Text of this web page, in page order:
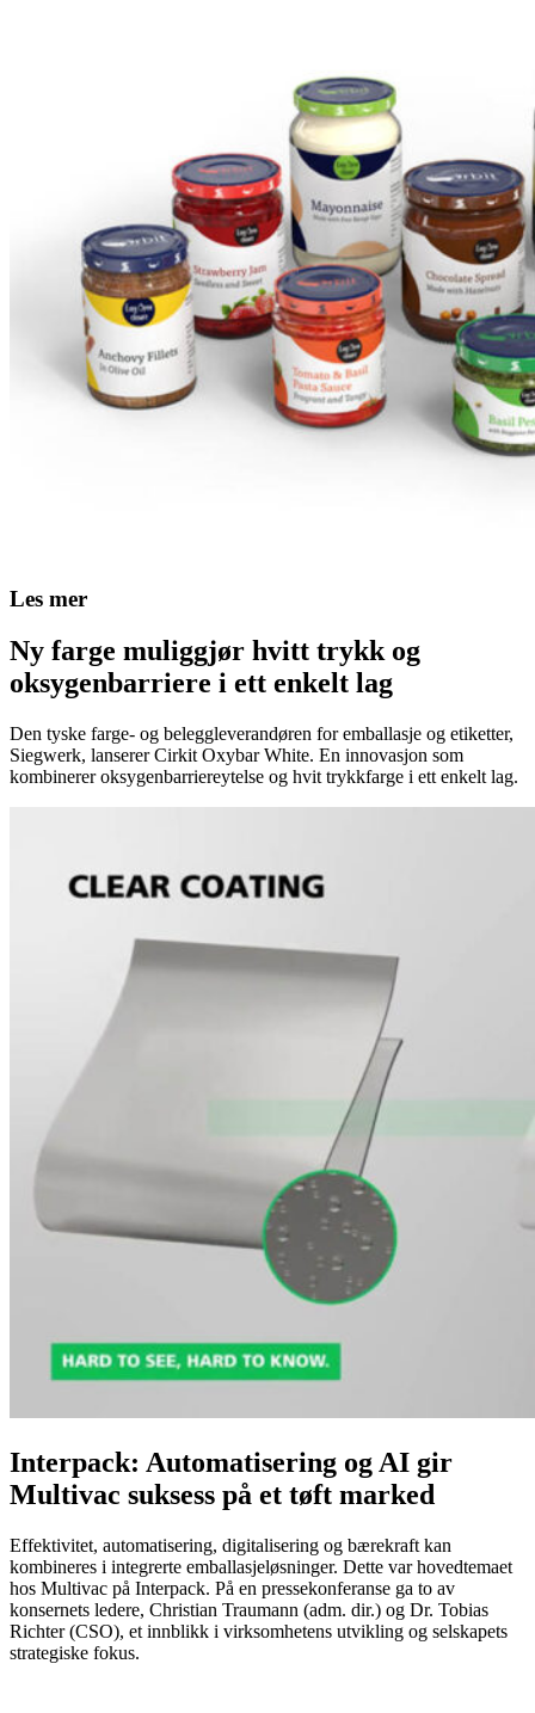
Les mer
Ny farge muliggjør hvitt trykk og
oksygenbarriere i ett enkelt lag
Den tyske farge- og beleggleverandøren for emballasje og etiketter,
Siegwerk, lanserer Cirkit Oxybar White. En innovasjon som
kombinerer oksygenbarriereytelse og hvit trykkfarge i ett enkelt lag.
Interpack: Automatisering og AI gir
Multivac suksess på et tøft marked
Effektivitet, automatisering, digitalisering og bærekraft kan
kombineres i integrerte emballasjeløsninger. Dette var hovedtemaet
hos Multivac på Interpack. På en pressekonferanse ga to av
konsernets ledere, Christian Traumann (adm. dir.) og Dr. Tobias
Richter (CSO), et innblikk i virksomhetens utvikling og selskapets
strategiske fokus.